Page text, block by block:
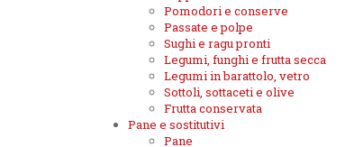
Pomodori e conserve
Passate e polpe
Sughi e ragu pronti
Legumi, funghi e frutta secca
Legumi in barattolo, vetro
Sottoli, sottaceti e olive
Frutta conservata
Pane e sostitutivi
Pane